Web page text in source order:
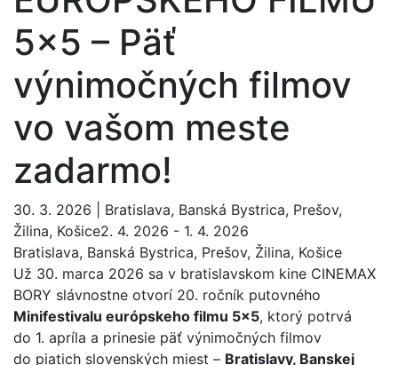
5×5 – Päť
výnimočných filmov
vo vašom meste
zadarmo!
30. 3. 2026 | Bratislava, Banská Bystrica, Prešov,
Žilina, Košice2. 4. 2026 - 1. 4. 2026
Bratislava, Banská Bystrica, Prešov, Žilina, Košice
Už 30. marca 2026 sa v bratislavskom kine CINEMAX
BORY slávnostne otvorí 20. ročník putovného
Minifestivalu európskeho filmu 5×5, ktorý potrvá
do 1. apríla a prinesie päť výnimočných filmov
do piatich slovenských miest – Bratislavy, Banskej